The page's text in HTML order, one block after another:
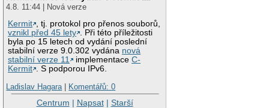
4.8. 11:44 | Nová verze
Kermit , tj. protokol pro přenos souborů,
vznikl před 45 lety . Při této příležitosti
byla po 15 letech od vydání poslední
stabilní verze 9.0.302 vydána nová
stabilní verze 11
implementaceC-
Kermit . S podporou IPv6.
Ladislav Hagara| Komentářů: 0
Centrum | Napsat| Starší